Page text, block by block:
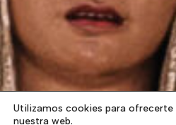
Utilizamos cookies para ofrecerte
nuestra web.